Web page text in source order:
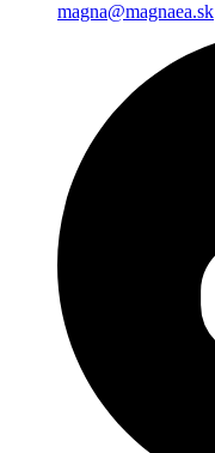
magna@magnaea.sk